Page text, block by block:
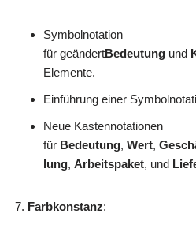
Symbolnotation
für geändertBedeutung und
Elemente.
Einführung einer
Neue Kastennotationen
für Bedeutung, Wert,
lung, Arbeitspaket, und
Farbkonstanz: